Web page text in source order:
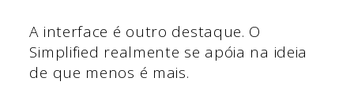
A interface é outro destaque. O
Simplified realmente se apóia na ideia
de que menos é mais.